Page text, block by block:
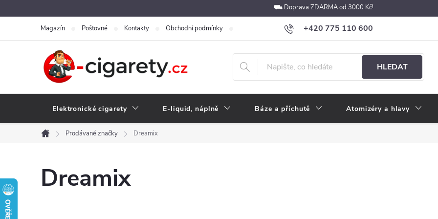
na
⛟ Doprava ZDARMA od 3000 Kč!
+420 775 110 600
obchod@e-cigarety.cz
Magazín Poštovné Kontakty Obchodní podmínky Podmínky ochrany osobních údajů Velkoobchod
HLEDAT
Elektronické cigarety E-liquid, náplně Báze a příchutě Atomizéry a hlavy
Domů
Prodávané značky Dreamix
Dreamix